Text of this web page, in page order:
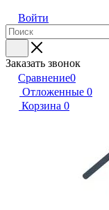
Войти
Заказать звонок
Сравнение0
Отложенные 0
Корзина 0